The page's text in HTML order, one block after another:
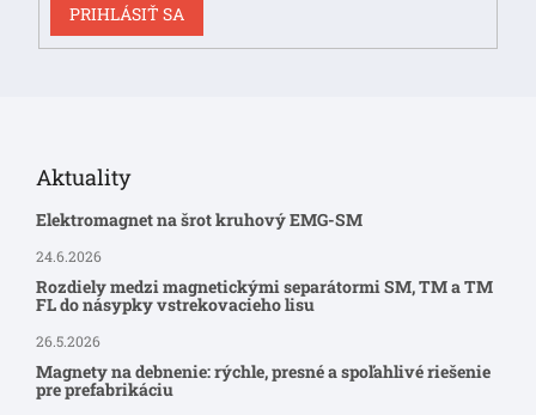
PRIHLÁSIŤ SA
Aktuality
Elektromagnet na šrot kruhový EMG-SM
24.6.2026
Rozdiely medzi magnetickými separátormi SM, TM a TM
FL do násypky vstrekovacieho lisu
26.5.2026
Magnety na debnenie: rýchle, presné a spoľahlivé riešenie
pre prefabrikáciu